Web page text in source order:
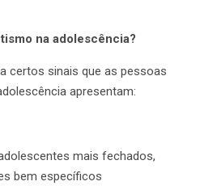
na adolescência?
certos sinais que as pessoas
apresentam:
mais fechados,
bem específicos